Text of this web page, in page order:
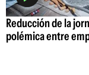
Reducción de la
polémica entre